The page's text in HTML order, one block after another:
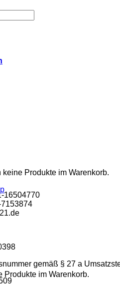
keine Produkte im Warenkorb.
Produkte im Warenkorb.
16504770
gemäß § 27 a